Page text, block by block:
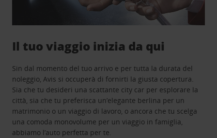
Il tuo viaggio inizia da qui
Sin dal momento del tuo arrivo e per tutta la durata del
noleggio, Avis si occuperà di fornirti la giusta copertura.
Sia che tu desideri una scattante city car per esplorare la
città, sia che tu preferisca un’elegante berlina per un
matrimonio o un viaggio di lavoro, o ancora che tu scelga
una comoda monovolume per un viaggio in famiglia,
abbiamo l’auto perfetta per te.